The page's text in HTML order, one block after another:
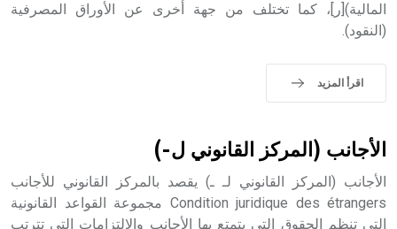
sign تكتب منفصلة غير متصلة، وتعتمد المبدأ الأكوروفوني،
المالية)[ر]، كما تختلف من جهة أخرى عن الأوراق المصرفية
(النقود).
اقرأ المزيد
الأجانب (المركز القانوني ل-)
الأجانب (المركز القانوني لـ ـ) يقصد بالمركز القانوني للأجانب
Condition juridique des étrangers مجموعة القواعد القانونية
التي تنظم الحقوق التي يتمتع بها الأجانب والالتزامات التي تترتب